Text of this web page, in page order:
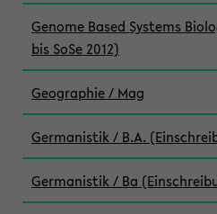
Genome Based Systems
bis SoSe 2012)
Geographie / Mag
Germanistik / B.A.
Germanistik / Ba